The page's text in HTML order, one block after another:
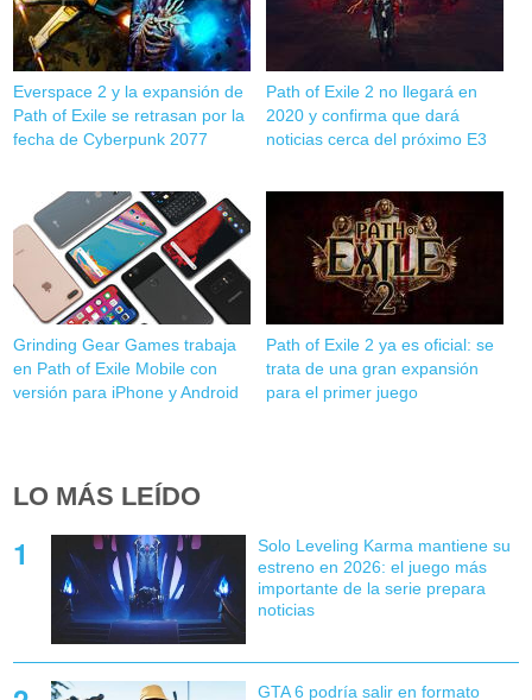
Everspace 2 y la expansión de
Path of Exile se retrasan por la
fecha de Cyberpunk 2077
Path of Exile 2 no llegará en
2020 y confirma que dará
noticias cerca del próximo E3
Grinding Gear Games trabaja
en Path of Exile Mobile con
versión para iPhone y Android
Path of Exile 2 ya es oficial: se
trata de una gran expansión
para el primer juego
LO MÁS LEÍDO
Solo Leveling Karma mantiene su
estreno en 2026: el juego más
importante de la serie prepara
noticias
GTA 6 podría salir en formato